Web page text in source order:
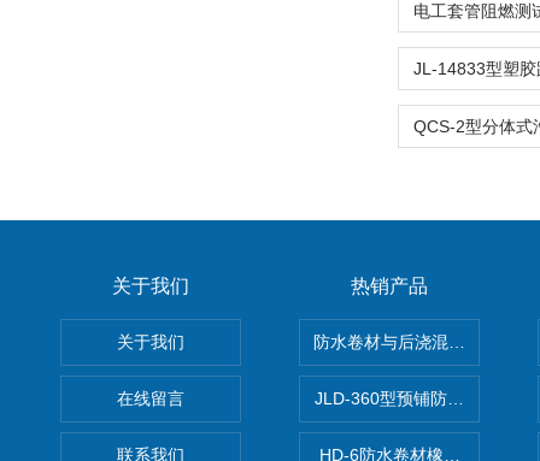
关于我们
关于我们
在线留言
联系我们
热销产品
防水卷材与后浇混凝土剥离强
JLD-360型预铺防水卷材抗冲
HD-6防水卷材橡胶测厚仪